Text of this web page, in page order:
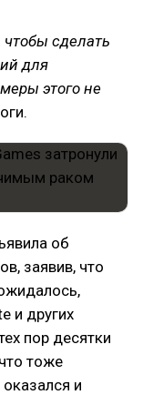
чтобы сделать
для
этого не
об
заявив, что
и других
пор десятки
тоже
и